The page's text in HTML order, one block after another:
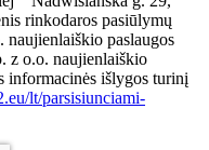
rinkodaros pasiūlymų
naujienlaiškio paslaugos
z o.o. naujienlaiškio
informacinės išlygos turinį
lt/parsisiunciami-